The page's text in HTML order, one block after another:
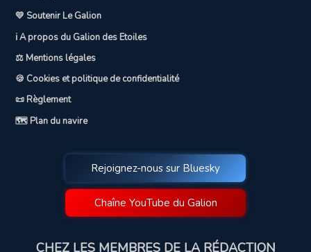
💛 Soutenir Le Galion
ℹ️ A propos du Galion des Etoiles
⚖️ Mentions légales
🍪 Cookies et politique de confidentialité
📜 Règlement
🗺️ Plan du navire
Rejoignez-nous sur Bluesky
Chaîne YouTube du Galion
CHEZ LES MEMBRES DE LA RÉDACTION